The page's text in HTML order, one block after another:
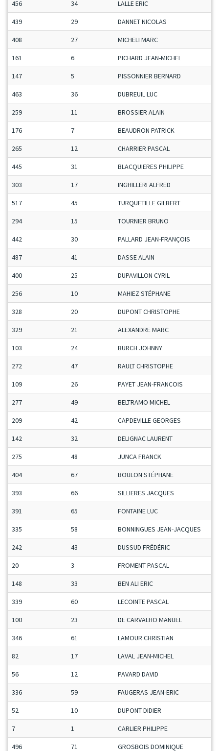
456 34 LALLE ERIC
439 29 DANNET NICOLAS
408 27 MICHELI MARC
161 6 PICHARD JEAN-MICHEL
147 5 PISSONNIER BERNARD
463 36 DUBREUIL LUC
259 11 BROSSIER ALAIN
176 7 BEAUDRON PATRICK
265 12 CHARRIER PASCAL
445 31 BLACQUIERES PHILIPPE
303 17 INGHILLERI ALFRED
517 45 TURQUETILLE GILBERT
294 15 TOURNIER BRUNO
442 30 PALLARD JEAN-FRANÇOIS
487 41 DASSE ALAIN
400 25 DUPAVILLON CYRIL
256 10 MAHIEZ STÉPHANE
328 20 DUPONT CHRISTOPHE
329 21 ALEXANDRE MARC
103 24 BURCH JOHNNY
272 47 RAULT CHRISTOPHE
109 26 PAYET JEAN-FRANCOIS
277 49 BELTRAMO MICHEL
209 42 CAPDEVILLE GEORGES
142 32 DELIGNAC LAURENT
275 48 JUNCA FRANCK
404 67 BOULON STÉPHANE
393 66 SILLIERES JACQUES
391 65 FONTAINE LUC
335 58 BONNINGUES JEAN-JACQUES
242 43 DUSSUD FRÉDÉRIC
20 3 FROMENT PASCAL
148 33 BEN ALI ERIC
339 60 LECOINTE PASCAL
100 23 DE CARVALHO MANUEL
346 61 LAMOUR CHRISTIAN
82 17 LAVAL JEAN-MICHEL
56 12 PAVARD DAVID
336 59 FAUGERAS JEAN-ERIC
52 10 DUPONT DIDIER
7 1 CARLIER PHILIPPE
496 71 GROSBOIS DOMINIQUE